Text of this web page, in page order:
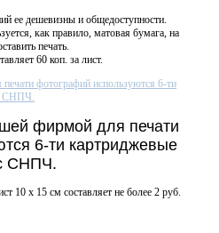
ее дешевизны и общедоступности.
как правило, матовая бумага, на
печать.
60 коп. за лист.
фотографий используются 6-ти
СНПЧ.
фирмой для печати
6-ти картриджевые
СНПЧ.
10 х 15 см составляет не более 2 руб.